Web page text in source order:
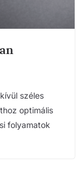
széles
optimális
folyamatok